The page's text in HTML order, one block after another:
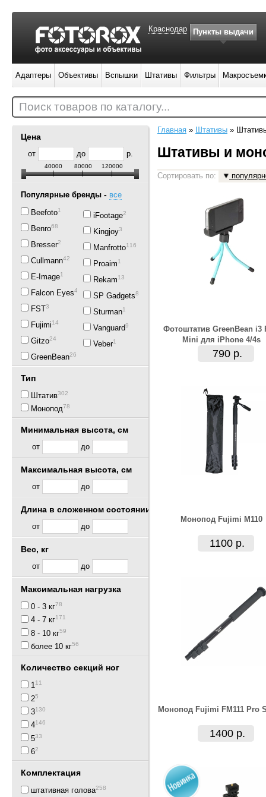
Цена
от до р.
40000 80000 120000
Популярные бренды - все
Beefoto1
Benro68
Bresser2
Cullmann42
E-Image1
Falcon Eyes43
FST3
Fujimi14
Gitzo24
GreenBean26
iFootage2
Kingjoy3
Manfrotto116
Proaim1
Rekam13
SP Gadgets8
Sturman1
Vanguard9
Veber1
Тип
Штатив302
Монопод78
Минимальная высота, см
от до
Максимальная высота, см
от до
Длина в сложенном состоянии, см
от до
Вес, кг
от до
Максимальная нагрузка
0 - 3 кг78
4 - 7 кг171
8 - 10 кг59
более 10 кг56
Количество секций ног
111
25
3130
4146
533
62
Комплектация
штативная голова258
Главная » Штативы »
Штативы и
Сортировать по:
Фотоштатив GreenBean i3
Mini для iPhone 4/4s
790 р.
Монопод Fujimi M110
1100 р.
Монопод Fujimi FM111 Pro
1400 р.
Краснодар Пункты выдачи
Адаптеры Объективы Вспышки Штативы Фильтры
Поиск товаров по каталогу...